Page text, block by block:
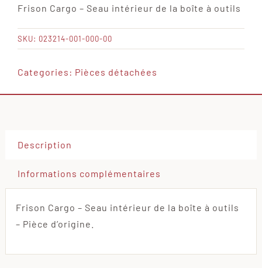
-
Seau
intérieur
boîte
Frison Cargo – Seau intérieur de la boîte à outils
SKU: 023214-001-000-00
Categories: Pièces détachées
Description
Informations complémentaires
Frison Cargo – Seau intérieur de la boîte à outils
– Pièce d’origine.